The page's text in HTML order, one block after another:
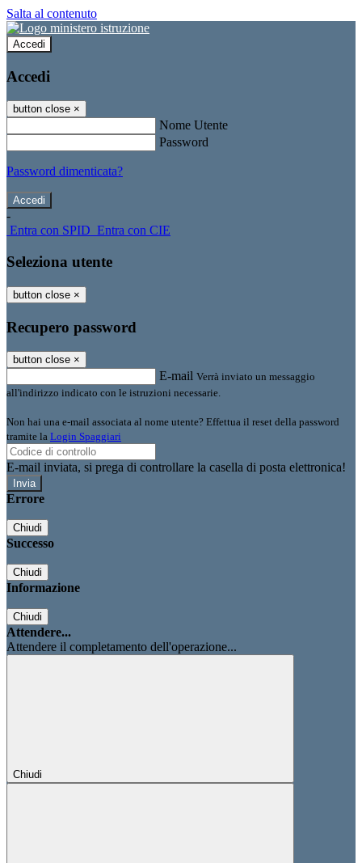
Salta al contenuto
Accedi
Accedi
button close ×
Nome Utente
Password
Password dimenticata?
-
Entra con SPID Entra con CIE
Seleziona utente
button close ×
Recupero password
button close ×
E-mail Verrà inviato un messaggio
all'indirizzo indicato con le istruzioni necessarie.
Non hai una e-mail associata al nome utente? Effettua il reset della password
tramite la Login Spaggiari
E-mail inviata, si prega di controllare la casella di posta elettronica!
Errore
Chiudi
Successo
Chiudi
Informazione
Chiudi
Attendere...
Attendere il completamento dell'operazione...
Chiudi